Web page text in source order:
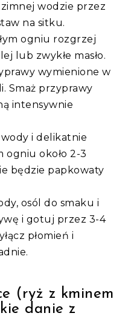
wodzie przez
na sitku.
ogniu rozgrzej
lub zwykłe masło.
wymienione w
Smaż przyprawy
intensywnie
i delikatnie
ogniu około 2-3
będzie papkowaty
osól do smaku i
i gotuj przez 3-4
płomień i
(ryż z kminem
danie z